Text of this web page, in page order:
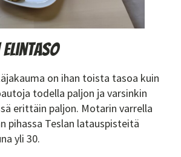
elintaso
on ihan toista tasoa kuin
todella paljon ja varsinkin
erittäin paljon. Motarin varrella
pihassa Teslan latauspisteitä
yli 30.